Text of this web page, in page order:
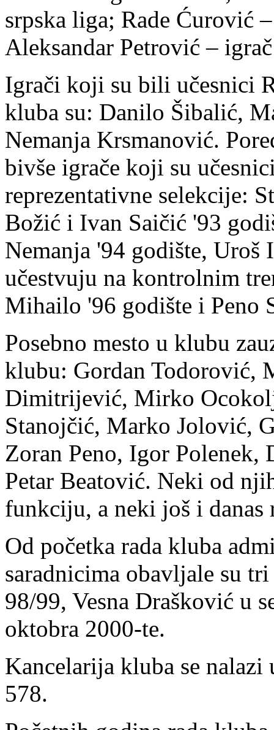
srpska liga; Rade Ćurović
Aleksandar Petrović –
Igrači koji su bili učesnici
kluba su: Danilo Šibalić,
Nemanja Krsmanović.
bivše igrače koji su
reprezentativne selekcije:
Božić i Ivan Saičić '93
Nemanja '94 godište,
učestvuju na kontrolnim
Mihailo '96 godište i Peno
Posebno mesto u klubu
klubu: Gordan Todorović,
Dimitrijević, Mirko
Stanojčić, Marko Jolović,
Zoran Peno, Igor Polenek,
Petar Beatović. Neki od
funkciju, a neki još i danas
Od početka rada kluba
saradnicima obavljale su
98/99, Vesna Drašković u
oktobra 2000-te.
Kancelarija kluba se
578.